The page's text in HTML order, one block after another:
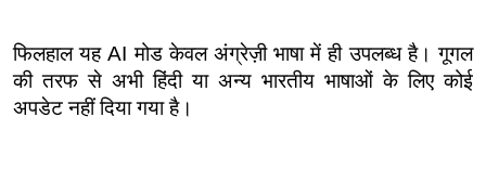
फिलहाल यह AI मोड केवल अंग्रेज़ी भाषा में ही उपलब्ध है। गूगल
की तरफ से अभी हिंदी या अन्य भारतीय भाषाओं के लिए कोई
अपडेट नहीं दिया गया है।